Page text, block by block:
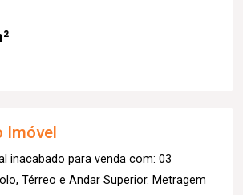
Imóvel
inacabado para venda com: 03
Térreo e Andar Superior. Metragem